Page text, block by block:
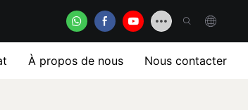
À propos de nous Nous contacter